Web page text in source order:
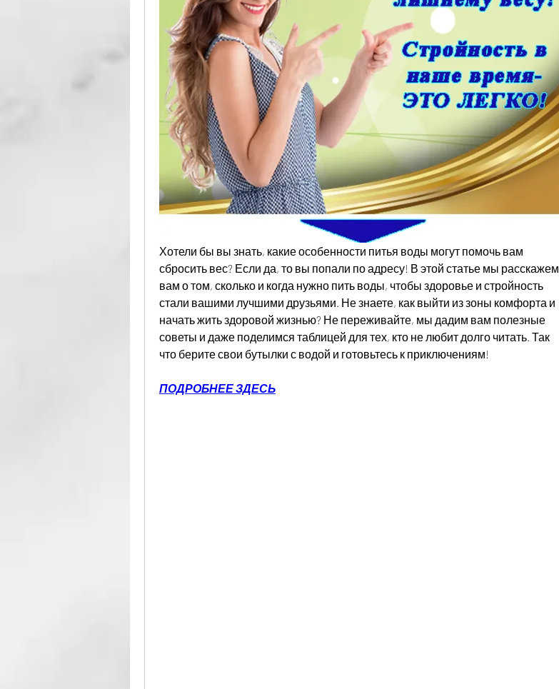
Хотели бы вы знать, какие особенности питья воды могут помочь вам
сбросить вес? Если да, то вы попали по адресу! В этой статье мы расскажем
вам о том, сколько и когда нужно пить воды, чтобы здоровье и стройность
стали вашими лучшими друзьями. Не знаете, как выйти из зоны комфорта и
начать жить здоровой жизнью? Не переживайте, мы дадим вам полезные
советы и даже поделимся таблицей для тех, кто не любит долго читать. Так
что берите свои бутылки с водой и готовьтесь к приключениям!
ПОДРОБНЕЕ ЗДЕСЬ